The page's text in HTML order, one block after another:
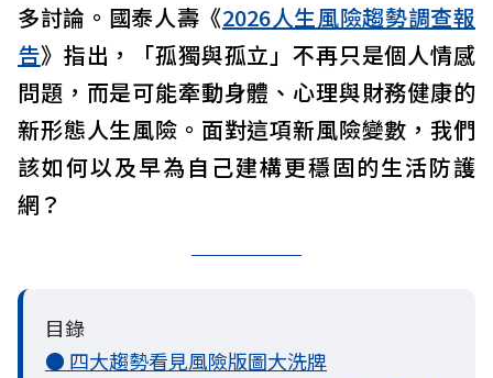
多討論。國泰人壽《2026人生風險趨勢調查報
告》指出，「孤獨與孤立」不再只是個人情感
問題，而是可能牽動身體、心理與財務健康的
新形態人生風險。面對這項新風險變數，我們
該如何以及早為自己建構更穩固的生活防護
網？
目錄
● 四大趨勢看見風險版圖大洗牌